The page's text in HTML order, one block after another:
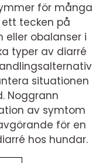
för många
tecken på
eller obalanser i
typer av diarré
situationen
Noggrann
av symtom
för en
hos hundar.